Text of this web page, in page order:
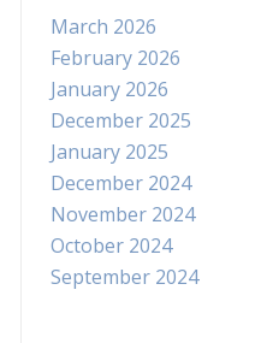
March 2026
February 2026
January 2026
December 2025
January 2025
December 2024
November 2024
October 2024
September 2024